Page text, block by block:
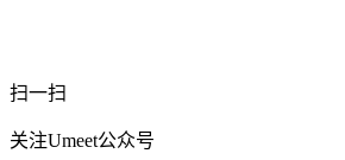
扫一扫
关注Umeet公众号